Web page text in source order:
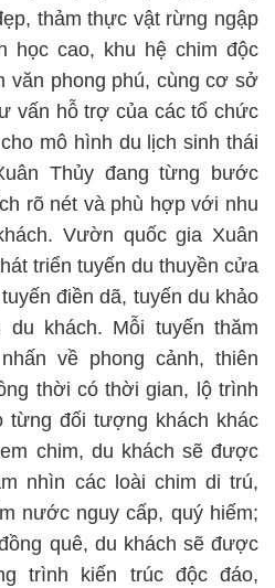
thảm thực vật rừng ngập
học cao, khu hệ chim độc
văn phong phú, cùng cơ sở
vấn hỗ trợ của các tổ chức
mô hình du lịch sinh thái
Thủy đang từng bước
rõ nét và phù hợp với nhu
Vườn quốc gia Xuân
triển tuyến du thuyền cửa
điền dã, tuyến du khảo
khách. Mỗi tuyến thăm
về phong cảnh, thiên
thời có thời gian, lộ trình
từng đối tượng khách khác
chim, du khách sẽ được
nhìn các loài chim di trú,
nước nguy cấp, quý hiếm;
quê, du khách sẽ được
trình kiến trúc độc đáo,